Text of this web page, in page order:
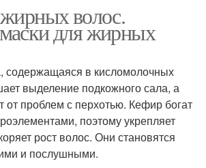
волос.
для жирных
содержащаяся в кисломолочных
выделение подкожного сала, а
от проблем с перхотью. Кефир богат
поэтому укрепляет
рост волос. Они становятся
и послушными.